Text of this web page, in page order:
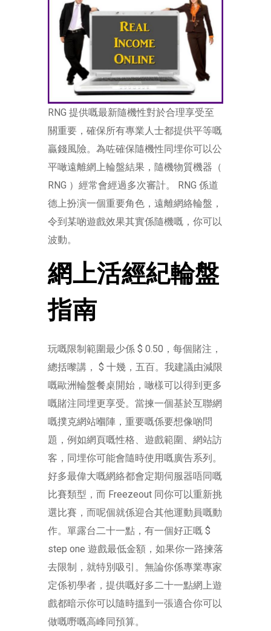
RNG 提供嘅最新隨機性對於合理享受至
關重要，確保所有專業人士都提供平等嘅
贏錢風險。為咗確保隨機性同埋你可以公
平噉遠離網上輪盤結果，隨機物質機器（
RNG ）經常會經過多次審計。 RNG 係道
德上扮演一個重要角色，遠離網絡輪盤，
令到某啲遊戲效果其實係隨機嘅，你可以
波動。
網上活經紀輪盤
指南
玩嘅限制範圍最少係 $ 0.50，每個賭注，
總括嚟講， $ 十幾，五百。我建議由減限
嘅歐洲輪盤餐桌開始，噉樣可以得到更多
嘅賭注同埋更享受。當揀一個基於互聯網
嘅撲克網站嗰陣，重要嘅係要想像啲問
題，例如網頁嘅性格、遊戲範圍、網站訪
客，同埋你可能會隨時使用嘅廣告系列。
好多最偉大嘅網絡都會定期伺服器唔同嘅
比賽類型，而 Freezeout 同你可以重新挑
選比賽，而呢個就係迎合其他運動員嘅動
作。單露台二十一點，有一個好正嘅 $
step one 遊戲最低金額，如果你一路揀落
去限制，就特別吸引。無論你係專業專家
定係初學者，提供嘅好多二十一點網上遊
戲都暗示你可以隨時搵到一張適合你可以
做嘅嘢嘅高峰同預算。